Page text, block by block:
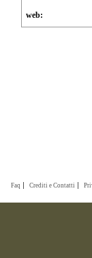
web:
Faq Crediti e Contatti